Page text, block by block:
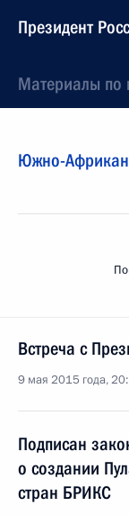
Президент
Материалы по
Южно-
Встреча с
9 мая 2015 года,
Подписан
о создании
стран БРИКС